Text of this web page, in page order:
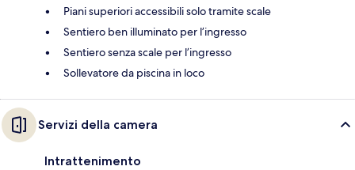
Piani superiori accessibili solo tramite scale
Sentiero ben illuminato per l’ingresso
Sentiero senza scale per l’ingresso
Sollevatore da piscina in loco
Servizi della camera
Intrattenimento